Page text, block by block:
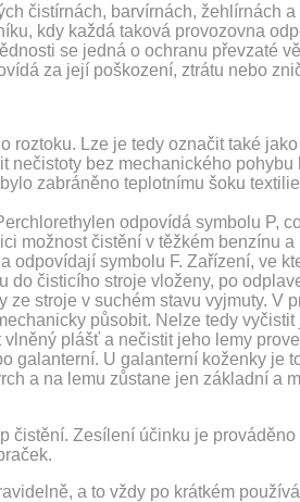
čistírnách, barvírnách, žehlírnách a
kdy každá taková provozovna
se jedná o ochranu převzaté
za její poškození, ztrátu nebo
roztoku. Lze je tedy označit také
nečistoty bez mechanického pohybu
zabráněno teplotnímu šoku
odpovídá symbolu P,
možnost čistění v těžkém benzínu a
odpovídají symbolu F. Zařízení, ve
do čisticího stroje vloženy, po
stroje v suchém stavu vyjmuty. V
působit. Nelze tedy vyčistit
plášť a nečistit jeho lemy
galanterní. U galanterní koženky je
a na lemu zůstane jen základní a
čistění. Zesílení účinku je
a to vždy po krátkém